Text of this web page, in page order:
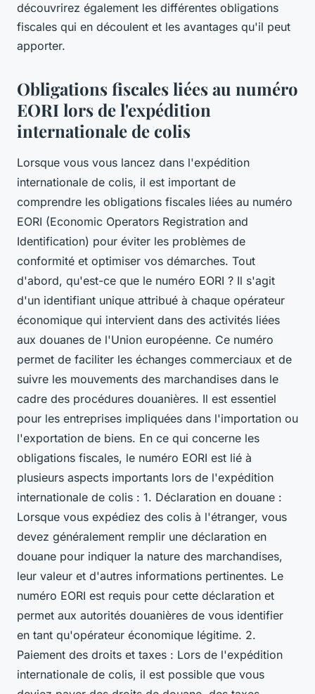
découvrirez également les différentes obligations
fiscales qui en découlent et les avantages qu'il peut
apporter.
Obligations fiscales liées au numéro
EORI lors de l'expédition
internationale de colis
Lorsque vous vous lancez dans l'expédition
internationale de colis, il est important de
comprendre les obligations fiscales liées au numéro
EORI (Economic Operators Registration and
Identification) pour éviter les problèmes de
conformité et optimiser vos démarches. Tout
d'abord, qu'est-ce que le numéro EORI ? Il s'agit
d'un identifiant unique attribué à chaque opérateur
économique qui intervient dans des activités liées
aux douanes de l'Union européenne. Ce numéro
permet de faciliter les échanges commerciaux et de
suivre les mouvements des marchandises dans le
cadre des procédures douanières. Il est essentiel
pour les entreprises impliquées dans l'importation ou
l'exportation de biens. En ce qui concerne les
obligations fiscales, le numéro EORI est lié à
plusieurs aspects importants lors de l'expédition
internationale de colis : 1. Déclaration en douane :
Lorsque vous expédiez des colis à l'étranger, vous
devez généralement remplir une déclaration en
douane pour indiquer la nature des marchandises,
leur valeur et d'autres informations pertinentes. Le
numéro EORI est requis pour cette déclaration et
permet aux autorités douanières de vous identifier
en tant qu'opérateur économique légitime. 2.
Paiement des droits et taxes : Lors de l'expédition
internationale de colis, il est possible que vous